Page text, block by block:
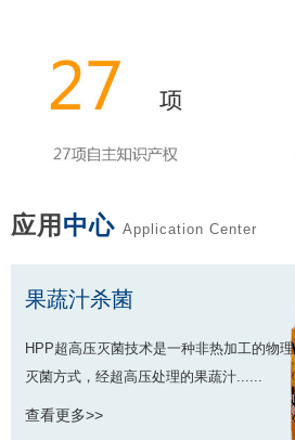
应用 中心 Application Center
果蔬汁杀菌
HPP超高压灭菌技术是一种非热加工的物理
灭菌方式，经超高压处理的果蔬汁......
查看更多>>